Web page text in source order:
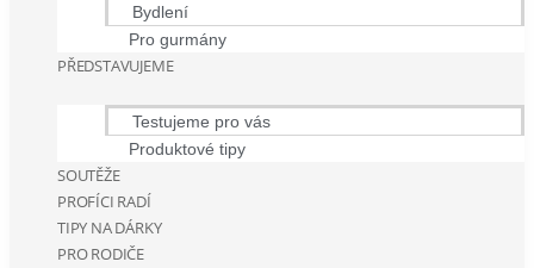
Bydlení
Pro gurmány
PŘEDSTAVUJEME
Testujeme pro vás
Produktové tipy
SOUTĚŽE
PROFÍCI RADÍ
TIPY NA DÁRKY
PRO RODIČE